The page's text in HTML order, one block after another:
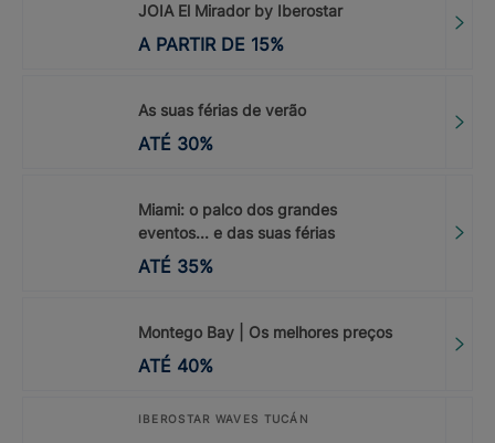
JOIA El Mirador by Iberostar
A PARTIR DE 15%
As suas férias de verão
ATÉ 30%
Miami: o palco dos grandes
eventos... e das suas férias
ATÉ 35%
Montego Bay | Os melhores preços
ATÉ 40%
IBEROSTAR WAVES TUCÁN